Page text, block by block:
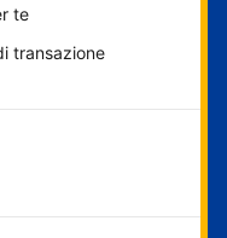
te
transazione